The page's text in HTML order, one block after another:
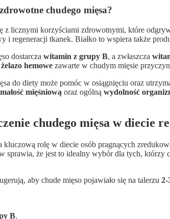
chudego mięsa?
z licznymi korzyściami zdrowotnymi, które
i regeneracji tkanek. Białko to wspiera także
dostarcza witamin z grupy B, a zwłaszcza
żelazo hemowe zawarte w chudym mięsie
do diety może pomóc w osiągnięciu oraz
mięśniową oraz ogólną wydolność
chudego mięsa w diecie
kluczową rolę w diecie osób pragnących
sprawia, że jest to idealny wybór dla tych,
aby chude mięso pojawiało się na talerzu 2-
B.